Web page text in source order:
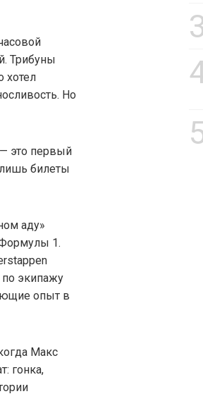
Трибуны
хотел
Но
это первый
билеты
аду»
1.
по экипажу
опыт в
Макс
гонка,